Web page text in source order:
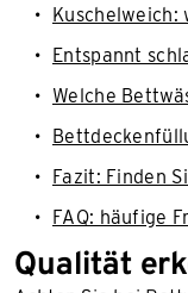
Entspannt
Welche
Fazit: Finden
FAQ: häufige
Qualität